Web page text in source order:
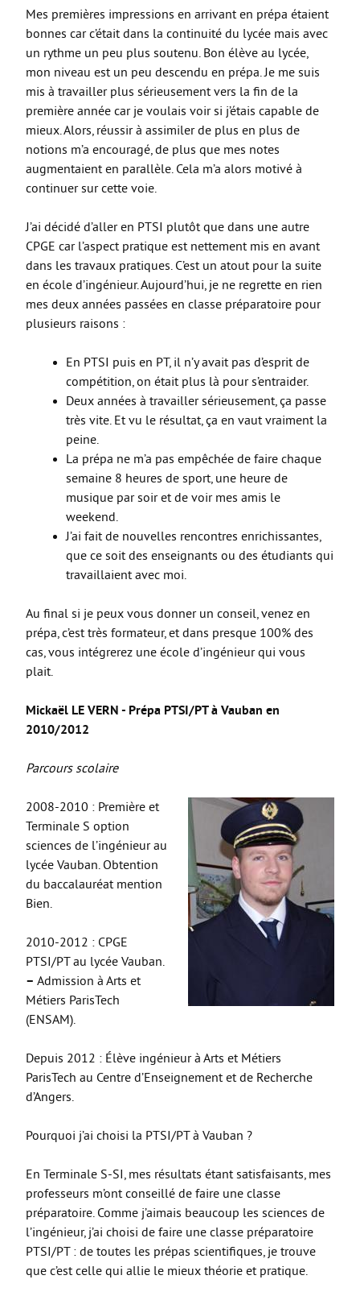
Mes premières impressions en arrivant en prépa étaient
bonnes car c’était dans la continuité du lycée mais avec
un rythme un peu plus soutenu. Bon élève au lycée,
mon niveau est un peu descendu en prépa. Je me suis
mis à travailler plus sérieusement vers la fin de la
première année car je voulais voir si j’étais capable de
mieux. Alors, réussir à assimiler de plus en plus de
notions m’a encouragé, de plus que mes notes
augmentaient en parallèle. Cela m’a alors motivé à
continuer sur cette voie.
J’ai décidé d’aller en PTSI plutôt que dans une autre
CPGE car l’aspect pratique est nettement mis en avant
dans les travaux pratiques. C’est un atout pour la suite
en école d’ingénieur. Aujourd’hui, je ne regrette en rien
mes deux années passées en classe préparatoire pour
plusieurs raisons :
En PTSI puis en PT, il n’y avait pas d’esprit de
compétition, on était plus là pour s’entraider.
Deux années à travailler sérieusement, ça passe
très vite. Et vu le résultat, ça en vaut vraiment la
peine.
La prépa ne m’a pas empêchée de faire chaque
semaine 8 heures de sport, une heure de
musique par soir et de voir mes amis le
weekend.
J’ai fait de nouvelles rencontres enrichissantes,
que ce soit des enseignants ou des étudiants qui
travaillaient avec moi.
Au final si je peux vous donner un conseil, venez en
prépa, c’est très formateur, et dans presque 100% des
cas, vous intégrerez une école d’ingénieur qui vous
plait.
Mickaël LE VERN - Prépa PTSI/PT à Vauban en
2010/2012
Parcours scolaire
2008-2010 : Première et
Terminale S option
sciences de l’ingénieur au
lycée Vauban. Obtention
du baccalauréat mention
Bien.
2010-2012 : CPGE
PTSI/PT au lycée Vauban.
– Admission à Arts et
Métiers ParisTech
(ENSAM).
Depuis 2012 : Élève ingénieur à Arts et Métiers
ParisTech au Centre d’Enseignement et de Recherche
d’Angers.
Pourquoi j’ai choisi la PTSI/PT à Vauban ?
En Terminale S-SI, mes résultats étant satisfaisants, mes
professeurs m’ont conseillé de faire une classe
préparatoire. Comme j’aimais beaucoup les sciences de
l’ingénieur, j’ai choisi de faire une classe préparatoire
PTSI/PT : de toutes les prépas scientifiques, je trouve
que c’est celle qui allie le mieux théorie et pratique.